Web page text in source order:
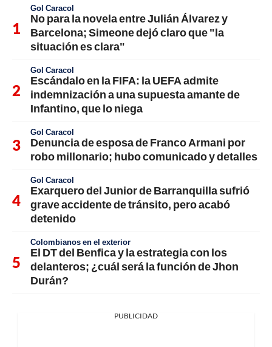
Gol Caracol
No para la novela entre Julián Álvarez y
Barcelona; Simeone dejó claro que "la
situación es clara"
Gol Caracol
Escándalo en la FIFA: la UEFA admite
indemnización a una supuesta amante de
Infantino, que lo niega
Gol Caracol
Denuncia de esposa de Franco Armani por
robo millonario; hubo comunicado y detalles
Gol Caracol
Exarquero del Junior de Barranquilla sufrió
grave accidente de tránsito, pero acabó
detenido
Colombianos en el exterior
El DT del Benfica y la estrategia con los
delanteros; ¿cuál será la función de Jhon
Durán?
PUBLICIDAD